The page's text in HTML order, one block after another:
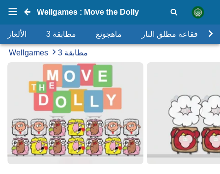
Wellgames : Move the Dolly
الألغاز مطابقة 3 ماهجونغ فقاعة مطلق النار
Wellgames مطابقة 3